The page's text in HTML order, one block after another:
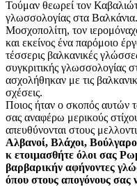
Τούμαν θεωρεί τον
γλωσσολογίας στα
Μοσχοπολίτη, τον
και εκείνος ένα παρόμοιο
τέσσερις βαλκανικές
συγκριτικής γλωσσολογίας
ασχολήθηκαν με τις
σχέσεις.
Ποιος ήταν ο σκοπός αυτών
σας αναφέρω μερικούς
απευθύνονται στους
Αλβανοί, Βλάχοι,
κ ετοιμασθήτε όλοι σας
βαρβαρικήν αφήνοντες
όπου στους απογόνους σας